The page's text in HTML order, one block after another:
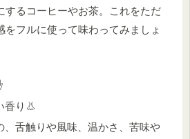
するコーヒーやお茶。これをただ
をフルに使って味わってみましょ
香り👃
、舌触りや風味、温かさ、苦味や